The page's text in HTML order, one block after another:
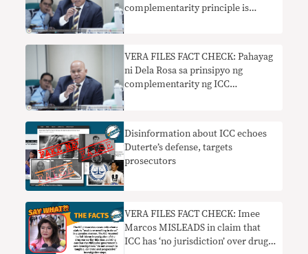
complementarity principle is
VERA FILES FACT CHECK: Pahayag
ni Dela Rosa sa prinsipyo ng
complementarity ng ICC
Disinformation about ICC echoes
Duterte’s defense, targets
prosecutors
VERA FILES FACT CHECK: Imee
Marcos MISLEADS in claim that
ICC has ‘no jurisdiction’ over drug